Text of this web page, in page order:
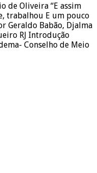
de Oliveira “E assim
trabalhou E um pouco
Geraldo Babão, Djalma
RJ Introdução
Conselho de Meio